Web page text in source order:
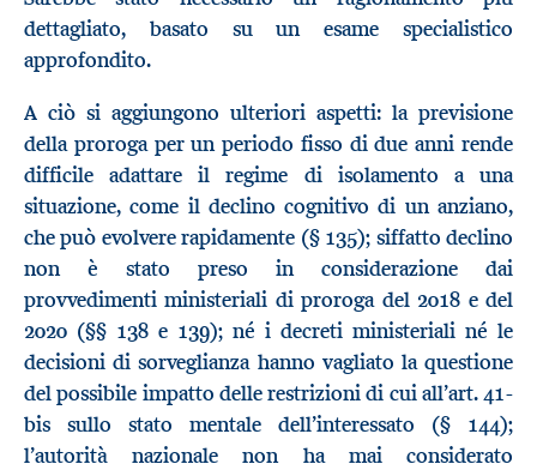
dettagliato, basato su un esame specialistico
approfondito.
A ciò si aggiungono ulteriori aspetti: la previsione
della proroga per un periodo fisso di due anni rende
difficile adattare il regime di isolamento a una
situazione, come il declino cognitivo di un anziano,
che può evolvere rapidamente (§ 135); siffatto declino
non è stato preso in considerazione dai
provvedimenti ministeriali di proroga del 2018 e del
2020 (§§ 138 e 139); né i decreti ministeriali né le
decisioni di sorveglianza hanno vagliato la questione
del possibile impatto delle restrizioni di cui all’art. 41-
bis sullo stato mentale dell’interessato (§ 144);
l’autorità nazionale non ha mai considerato